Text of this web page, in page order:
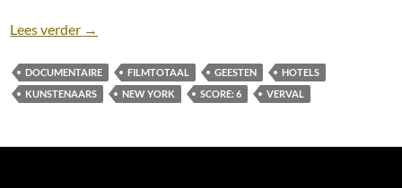
Lees verder Recensie: Dreaming Walls: Inside The Chelsea
→
DOCUMENTAIRE FILMTOTAAL GEESTEN
HOTELS
KUNSTENAARS
NEW YORK SCORE: 6 VERVAL